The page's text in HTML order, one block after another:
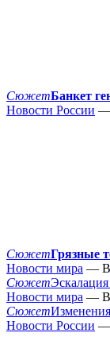
СюжетБанкет
Новости России —
СюжетГрязные
Новости мира —
Сюжет
Новости мира —
Сюжет
Новости России —